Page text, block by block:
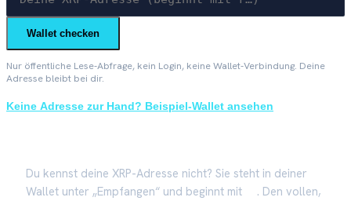
Wallet checken
Nur öffentliche Lese-Abfrage, kein Login, keine Wallet-Verbindung. Deine
Adresse bleibt bei dir.
Keine Adresse zur Hand? Beispiel-Wallet ansehen
Du kennst deine XRP-Adresse nicht? Sie steht in deiner
Wallet unter „Empfangen“ und beginnt mit
. Den vollen,